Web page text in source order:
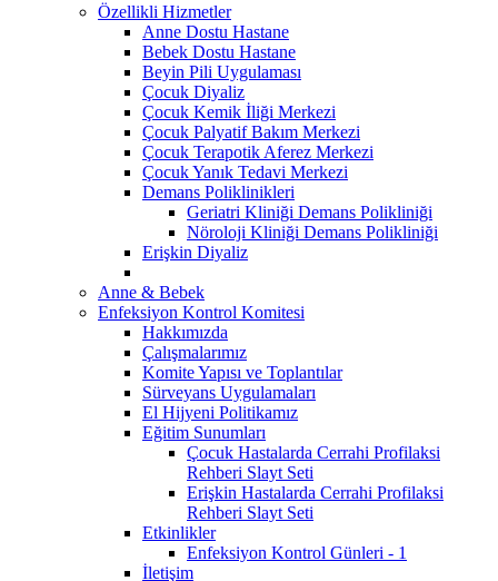
Özellikli Hizmetler
Anne Dostu Hastane
Bebek Dostu Hastane
Beyin Pili Uygulaması
Çocuk Diyaliz
Çocuk Kemik İliği Merkezi
Çocuk Palyatif Bakım Merkezi
Çocuk Terapotik Aferez Merkezi
Çocuk Yanık Tedavi Merkezi
Demans Poliklinikleri
Geriatri Kliniği Demans Polikliniği
Nöroloji Kliniği Demans Polikliniği
Erişkin Diyaliz
Anne & Bebek
Enfeksiyon Kontrol Komitesi
Hakkımızda
Çalışmalarımız
Komite Yapısı ve Toplantılar
Sürveyans Uygulamaları
El Hijyeni Politikamız
Eğitim Sunumları
Çocuk Hastalarda Cerrahi Profilaksi
Rehberi Slayt Seti
Erişkin Hastalarda Cerrahi Profilaksi
Rehberi Slayt Seti
Etkinlikler
Enfeksiyon Kontrol Günleri - 1
İletişim